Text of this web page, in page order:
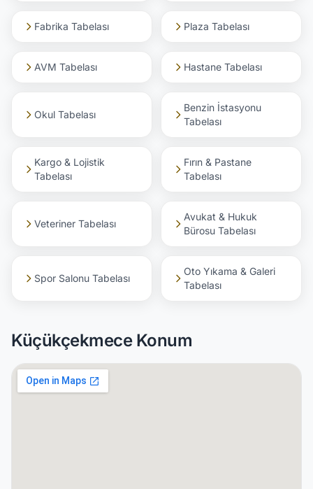
Fabrika Tabelası Plaza Tabelası
AVM Tabelası Hastane Tabelası
Okul Tabelası
Benzin İstasyonu
Tabelası
Kargo & Lojistik
Tabelası
Fırın & Pastane
Tabelası
Veteriner Tabelası
Avukat & Hukuk
Bürosu Tabelası
Spor Salonu Tabelası
Oto Yıkama & Galeri
Tabelası
Küçükçekmece Konum